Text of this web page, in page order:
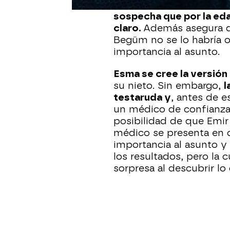
sospecha que por la
claro. Además asegura
Begüm no se lo habría
importancia al asunto.
Esma se cree la
su nieto. Sin embargo,
testaruda y, antes de
un médico de
posibilidad de que
médico se presenta en
importancia al asunto
los resultados, pero la
sorpresa al descubrir